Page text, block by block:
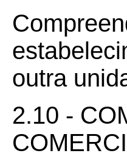
outra
2.10 -